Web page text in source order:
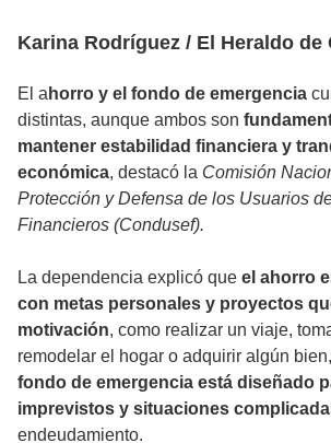
Karina Rodríguez / El Heraldo de
El a horro y el fondo de emergencia
distintas, aunque ambos son
mantener estabilidad financiera y
económica, destacó la Comisión
Protección y Defensa de los Usuarios
Financieros (Condusef).
La dependencia explicó que el ahorro
con metas personales y proyectos
motivación, como realizar un viaje,
remodelar el hogar o adquirir algún
fondo de emergencia está diseñado
imprevistos y situaciones
endeudamiento.